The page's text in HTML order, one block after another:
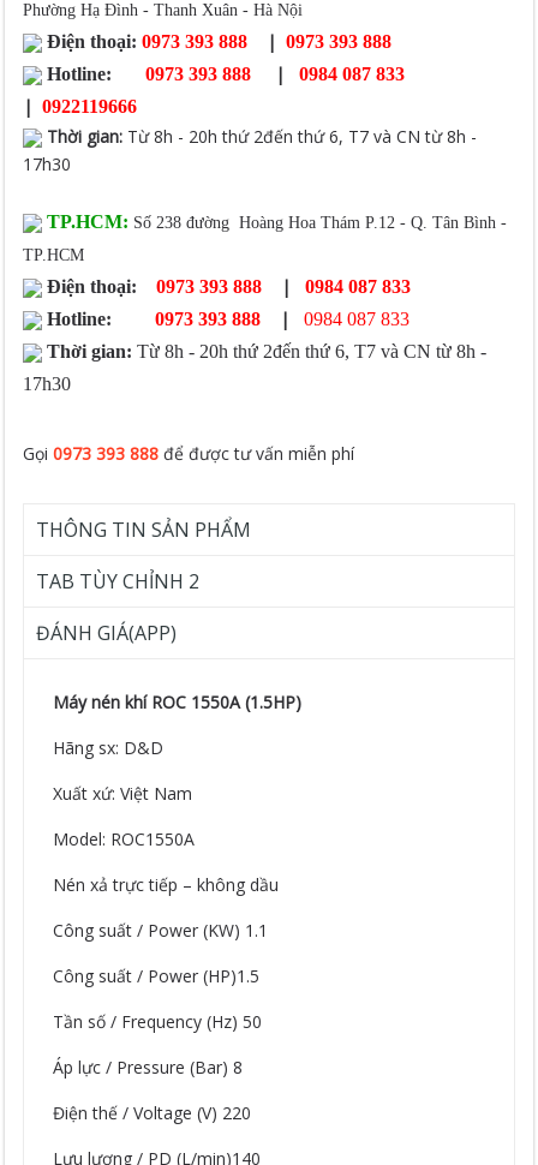
Phường Hạ Đình - Thanh Xuân - Hà Nội
Điện thoại: 0973 393 888 |
0973 393 888
Hotline:
0973 393 888 | 0984 087 833
| 0922119666
Thời gian: Từ 8h - 20h thứ 2đến thứ 6, T7 và CN từ 8h -
17h30
TP.HCM: Số 238 đường Hoàng Hoa Thám P.12 - Q. Tân Bình -
TP.HCM
Điện thoại: 0973 393 888 |
0984 087 833
Hotline:
0973 393 888 |
0984 087 833
Thời gian: Từ 8h - 20h thứ 2đến thứ 6, T7 và CN từ 8h -
17h30
Gọi0973 393 888 để được tư vấn miễn phí
THÔNG TIN SẢN PHẨM
TAB TÙY CHỈNH 2
ĐÁNH GIÁ(APP)
Máy nén khí ROC 1550A (1.5HP)
Hãng sx: D&D
Xuất xứ: Việt Nam
Model: ROC1550A
Nén xả trực tiếp – không dầu
Công suất / Power (KW) 1.1
Công suất / Power (HP)1.5
Tần số / Frequency (Hz) 50
Áp lực / Pressure (Bar) 8
Điện thế / Voltage (V) 220
Lưu lượng / PD (L/min)140